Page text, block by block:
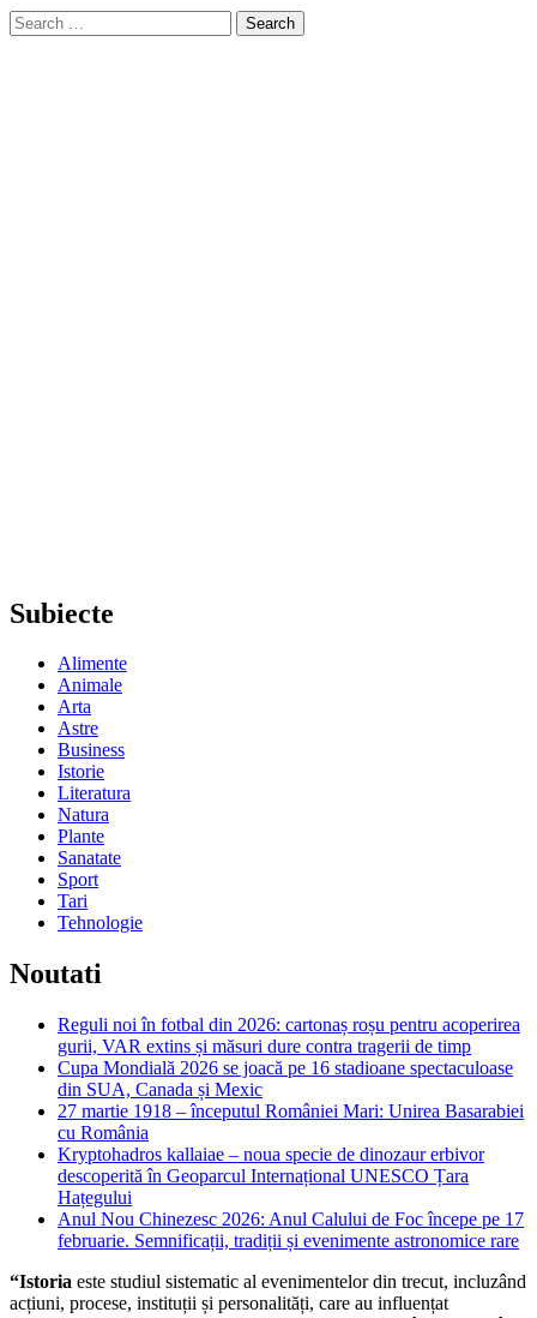
Search
for:
Subiecte
Alimente
Animale
Arta
Astre
Business
Istorie
Literatura
Natura
Plante
Sanatate
Sport
Tari
Tehnologie
Noutati
Reguli noi în fotbal din 2026: cartonaș roșu pentru acoperirea
gurii, VAR extins și măsuri dure contra tragerii de timp
Cupa Mondială 2026 se joacă pe 16 stadioane spectaculoase
din SUA, Canada și Mexic
27 martie 1918 – începutul României Mari: Unirea Basarabiei
cu România
Kryptohadros kallaiae – noua specie de dinozaur erbivor
descoperită în Geoparcul Internațional UNESCO Țara
Hațegului
Anul Nou Chinezesc 2026: Anul Calului de Foc începe pe 17
februarie. Semnificații, tradiții și evenimente astronomice rare
“Istoria este studiul sistematic al evenimentelor din trecut, incluzând
acțiuni, procese, instituții și personalități, care au influențat